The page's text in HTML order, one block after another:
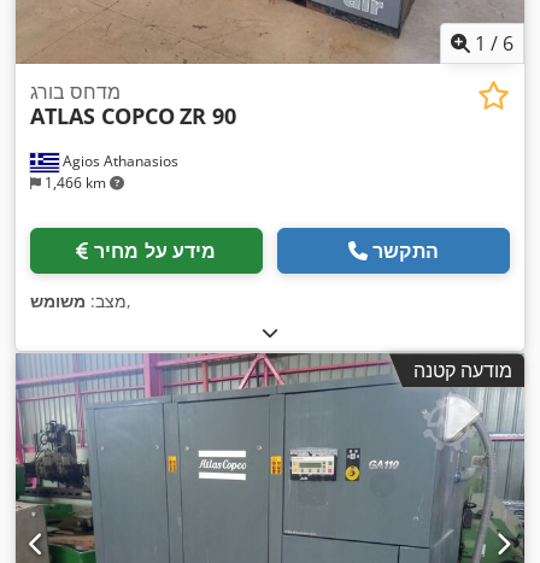
1 / 6
Agios Athanasios
1,466 km
מדחס בורג
ATLAS COPCOZR 90
מידע על מחיר התקשר
מצב: משומש ,
מודעה קטנה